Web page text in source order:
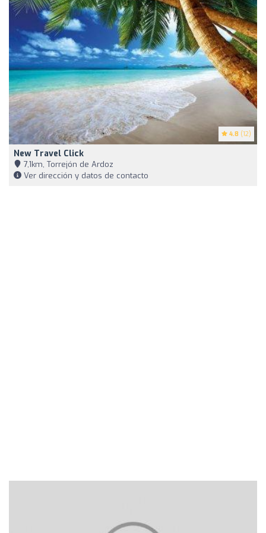
4.8 (12)
New Travel Click
7,1km, Torrejón de Ardoz
Ver dirección y datos de contacto